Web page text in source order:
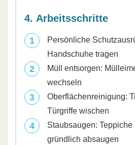
4. Arbeitsschritte
Persönliche
Handschuhe tragen
Müll entsorgen:
wechseln
Oberflächenreinigung:
Türgriffe wischen
Staubsaugen:
gründlich absaugen